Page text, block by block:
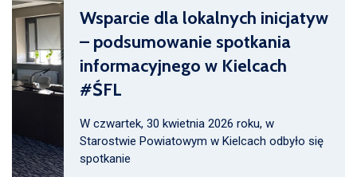
Wsparcie dla lokalnych inicjatyw
– podsumowanie spotkania
informacyjnego w Kielcach
#ŚFL
W czwartek, 30 kwietnia 2026 roku, w
Starostwie Powiatowym w Kielcach odbyło się
spotkanie